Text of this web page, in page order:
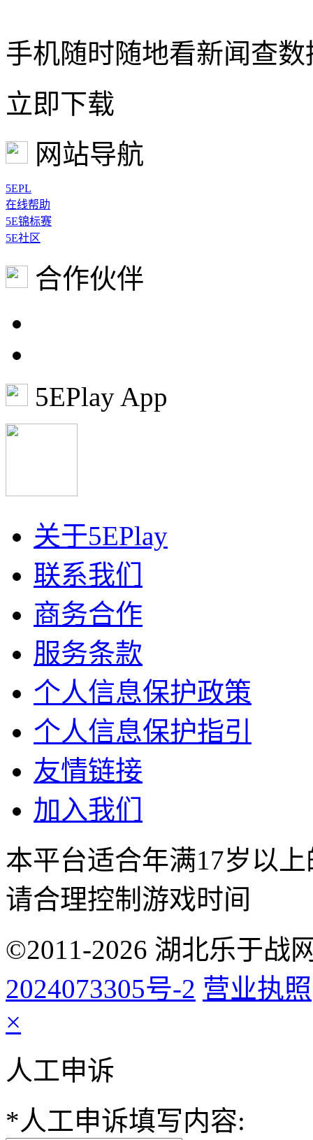
手机随时随地看新闻查数
立即下载
网站导航
5EPL
在线帮助
5E锦标赛
5E社区
合作伙伴
5EPlay App
关于5EPlay
联系我们
商务合作
服务条款
个人信息保护政策
个人信息保护指引
友情链接
加入我们
本平台适合年满17岁以
请合理控制游戏时间
©2011-2026 湖北乐于战
2024073305号-2 营业执照
×
人工申诉
*人工申诉填写内容: